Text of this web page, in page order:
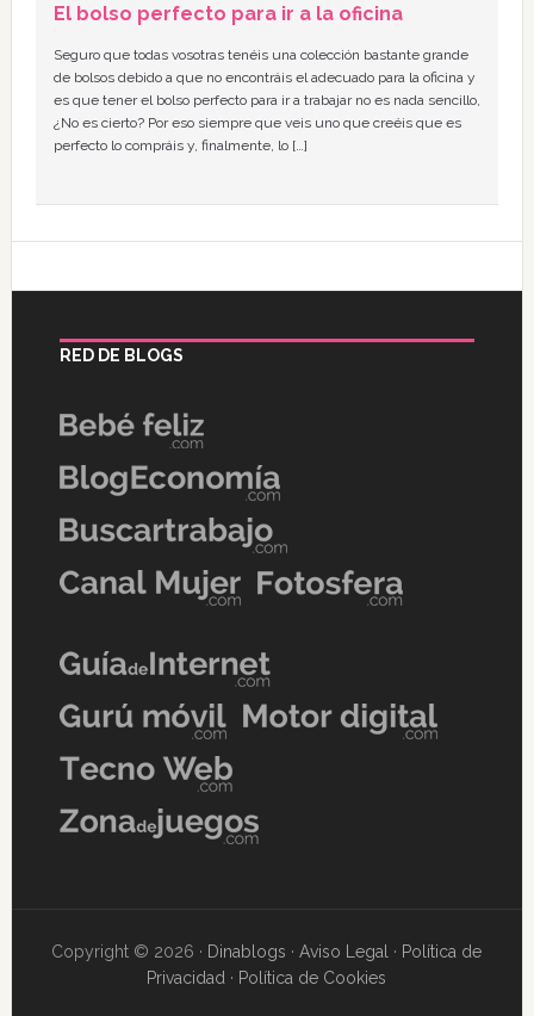
El bolso perfecto para ir a la oficina
Seguro que todas vosotras tenéis una colección bastante grande
de bolsos debido a que no encontráis el adecuado para la oficina y
es que tener el bolso perfecto para ir a trabajar no es nada sencillo,
¿No es cierto? Por eso siempre que veis uno que creéis que es
perfecto lo compráis y, finalmente, lo […]
RED DE BLOGS
Copyright © 2026 · Dinablogs ·Aviso Legal · Política de
Privacidad · Política de Cookies